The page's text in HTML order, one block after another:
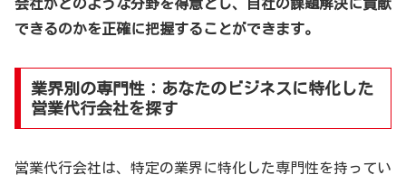
会社がどのような分野を得意とし、自社の課題解決に貢献
できるのかを正確に把握することができます。
業界別の専門性：あなたのビジネスに特化した
営業代行会社を探す
営業代行会社は、特定の業界に特化した専門性を持ってい